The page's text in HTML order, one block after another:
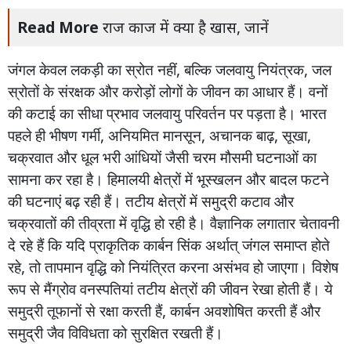
Read More राज काज में क्या है खास, जानें
जंगलकेवललकड़ीकास्रोतनहीं,बल्किजलवायुनियंत्रक,जल
स्रोतोंकेसंरक्षकऔरकरोड़ोंलोगोंकेजीवनकाआधारहैं। वनों
कीकटाईकासीधाप्रभावजलवायुपरिवर्तनपरपड़ताहै। भारत
पहलेहीभीषणगर्मी, अनियमितमानसून, अचानकबाढ़,सूखा,
चक्रवातऔरधूलभरीआंधियोंजैसीचरममौसमीघटनाओंका
सामनाकररहाहै। हिमालयीक्षेत्रोंमेंभूस्खलनऔरबादलफटने
कीघटनाएंबढ़रहीहैं। तटीयक्षेत्रोंमेंसमुद्रीकटावऔर
चक्रवातोंकीतीव्रतामेंवृद्धिहोरहीहै। वैज्ञानिकलगातारचेतावनी
देरहेहैंकियदिप्राकृतिककार्बनसिंकअर्थात्जंगलसमाप्तहोते
रहे,तोतापमानवृद्धिकोनियंत्रितकरनाअसंभवहोजाएगा। विशेष
रूपसेमैंग्रोववनस्पतियांतटीयक्षेत्रोंकीजीवनरेखाहोतीहैं। ये
समुद्रीतूफानोंसेरक्षाकरतीहैं,कार्बनअवशोषितकरतीहैंऔर
समुद्रीजैवविविधताकोसुरक्षितरखतीहैं।